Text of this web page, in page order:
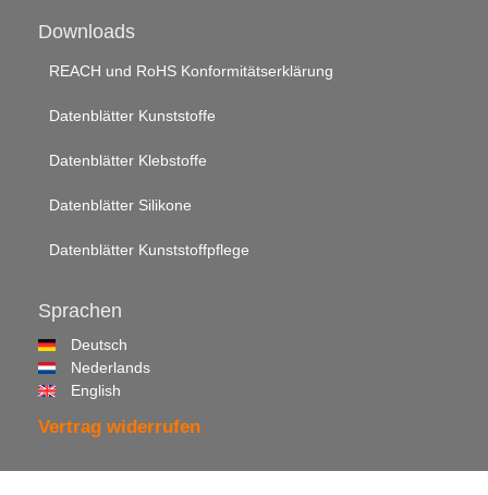
Downloads
REACH und RoHS Konformitätserklärung
Datenblätter Kunststoffe
Datenblätter Klebstoffe
Datenblätter Silikone
Datenblätter Kunststoffpflege
Sprachen
Deutsch
Nederlands
English
Vertrag widerrufen